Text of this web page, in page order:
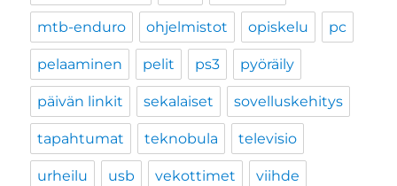
mtb-enduro ohjelmistot opiskelu pc
pelaaminen pelit ps3 pyöräily
päivän linkit sekalaiset sovelluskehitys
tapahtumat teknobula televisio
urheilu usb vekottimet viihde